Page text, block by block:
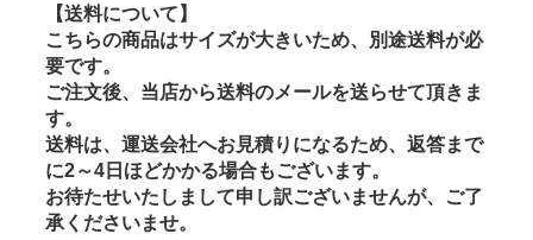
【送料について】
こちらの商品はサイズが大きいため、別途送料が必
要です。
ご注文後、当店から送料のメールを送らせて頂きま
す。
送料は、運送会社へお見積りになるため、返答まで
に2～4日ほどかかる場合もございます。
お待たせいたしまして申し訳ございませんが、ご了
承くださいませ。